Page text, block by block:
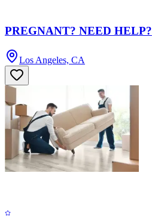
PREGNANT? NEED HELP?
Los Angeles, CA